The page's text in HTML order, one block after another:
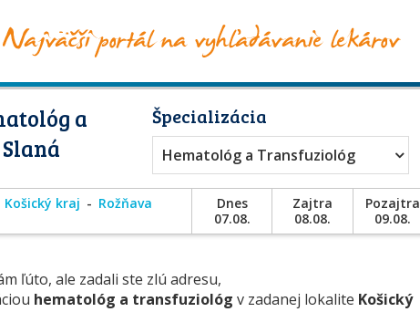
a
Špecializácia
Hematológ a Transfuziológ
Košický kraj
Rožňava
Dnes
07.08.
Zajtra
08.08.
Pozajtra
09.08.
ľúto, ale zadali ste zlú adresu,
hematológ a transfuziológ v zadanej lokalite Košický